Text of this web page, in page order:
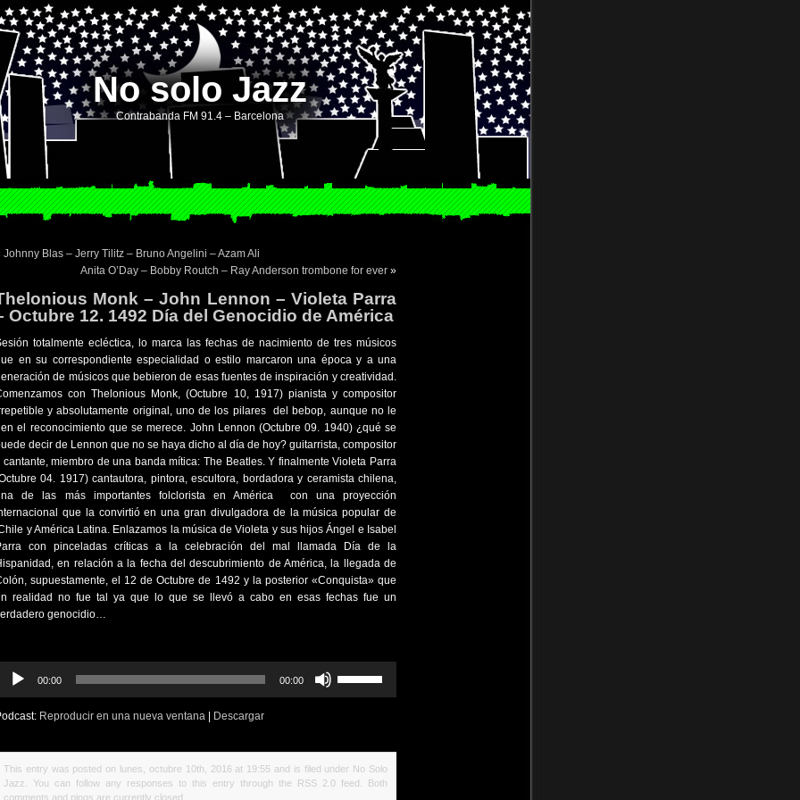
No solo Jazz
Contrabanda FM 91.4 – Barcelona
Johnny Blas – Jerry Tilitz – Bruno Angelini – Azam Ali
Anita O’Day – Bobby Routch – Ray Anderson trombone for ever »
Monk – John Lennon – Violeta Parra
Octubre 12. 1492 Día del Genocidio de América
totalmente ecléctica, lo marca las fechas de nacimiento de tres músicos
en su correspondiente especialidad o estilo marcaron una época y a una
de músicos que bebieron de esas fuentes de inspiración y creatividad.
con Thelonious Monk, (Octubre 10, 1917) pianista y compositor
y absolutamente original, uno de los pilares del bebop, aunque no le
el reconocimiento que se merece. John Lennon (Octubre 09. 1940) ¿qué se
decir de Lennon que no se haya dicho al día de hoy? guitarrista, compositor
cantante, miembro de una banda mítica: The Beatles. Y finalmente Violeta Parra
04. 1917) cantautora, pintora, escultora, bordadora y ceramista chilena,
de las más importantes folclorista en América con una proyección
que la convirtió en una gran divulgadora de la música popular de
y América Latina. Enlazamos la música de Violeta y sus hijos Ángel e Isabel
con pinceladas críticas a la celebración del mal llamada Día de la
en relación a la fecha del descubrimiento de América, la llegada de
supuestamente, el 12 de Octubre de 1492 y la posterior «Conquista» que
realidad no fue tal ya que lo que se llevó a cabo en esas fechas fue un
genocidio…
00:00 00:00
las
arriba/abajo
para
aumentar
Reproducir en una nueva ventana Descargar
This entry was posted on lunes, octubre 10th, 2016 at 19:55 and is filed under No Solo
Jazz . You can follow any responses to this entry through the RSS 2.0 feed. Both
comments and pings are currently closed.